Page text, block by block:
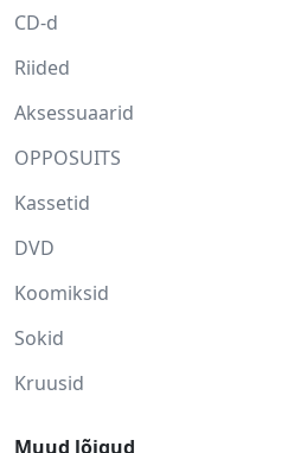
CD-d
Riided
Aksessuaarid
OPPOSUITS
Kassetid
DVD
Koomiksid
Sokid
Kruusid
Muud lõigud